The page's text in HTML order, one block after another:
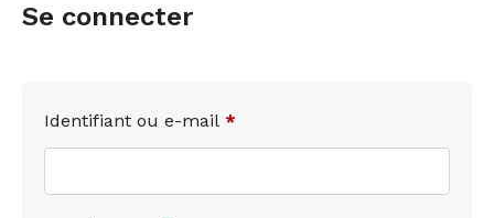
Se connecter
Identifiant ou e-mail *